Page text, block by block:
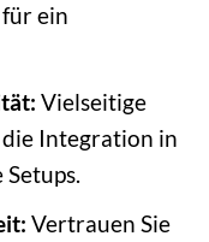
ein
Vielseitige
Integration in
Vertrauen Sie